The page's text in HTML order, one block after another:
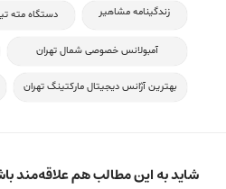
زندگینامه مشاهیر دستگاه مته
آمبولانس خصوصی شمال تهران
بهترین آژانس دیجیتال مارکتینگ تهران
شاید به این مطالب هم علاقه‌مند